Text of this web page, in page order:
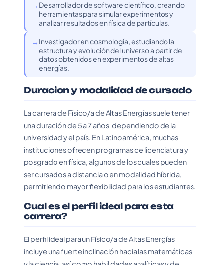
Desarrollador de software científico, creando
herramientas para simular experimentos y
analizar resultados en física de partículas.
Investigador en cosmología, estudiando la
estructura y evolución del universo a partir de
datos obtenidos en experimentos de altas
energías.
Duracion y modalidad de cursado
La carrera de Físico/a de Altas Energías suele tener
una duración de 5 a 7 años, dependiendo de la
universidad y el país. En Latinoamérica, muchas
instituciones ofrecen programas de licenciatura y
posgrado en física, algunos de los cuales pueden
ser cursados a distancia o en modalidad híbrida,
permitiendo mayor flexibilidad para los estudiantes.
Cual es el perfil ideal para esta
carrera?
El perfil ideal para un Físico/a de Altas Energías
incluye una fuerte inclinación hacia las matemáticas